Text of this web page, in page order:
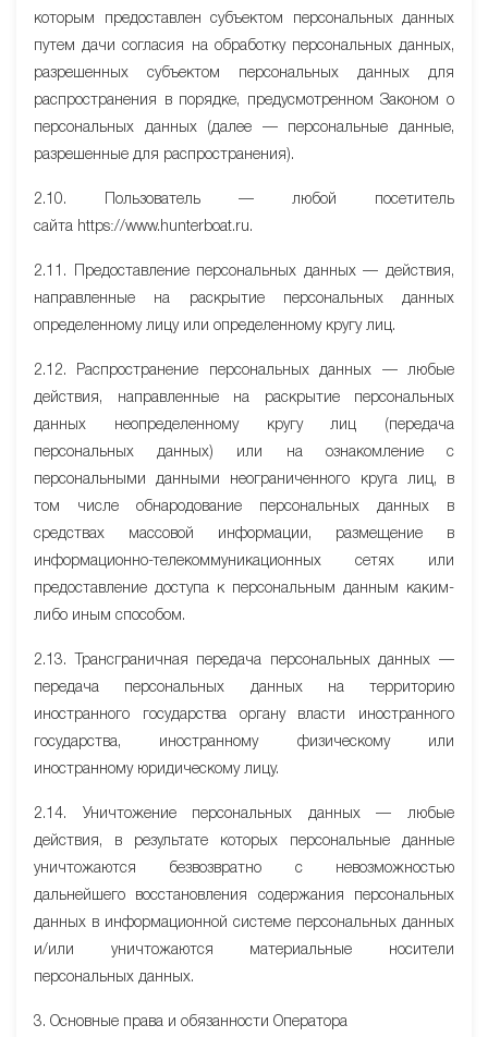
которым предоставлен субъектом персональных данных
путем дачи согласия на обработку персональных данных,
разрешенных субъектом персональных данных для
распространения в порядке, предусмотренном Законом о
персональных данных (далее — персональные данные,
разрешенные для распространения).
2.10. Пользователь — любой посетитель
сайта httpsː//www.hunterboat.ru.
2.11. Предоставление персональных данных — действия,
направленные на раскрытие персональных данных
определенному лицу или определенному кругу лиц.
2.12. Распространение персональных данных — любые
действия, направленные на раскрытие персональных
данных неопределенному кругу лиц (передача
персональных данных) или на ознакомление с
персональными данными неограниченного круга лиц, в
том числе обнародование персональных данных в
средствах массовой информации, размещение в
информационно-телекоммуникационных сетях или
предоставление доступа к персональным данным каким-
либо иным способом.
2.13. Трансграничная передача персональных данных —
передача персональных данных на территорию
иностранного государства органу власти иностранного
государства, иностранному физическому или
иностранному юридическому лицу.
2.14. Уничтожение персональных данных — любые
действия, в результате которых персональные данные
уничтожаются безвозвратно с невозможностью
дальнейшего восстановления содержания персональных
данных в информационной системе персональных данных
и/или уничтожаются материальные носители
персональных данных.
3. Основные права и обязанности Оператора